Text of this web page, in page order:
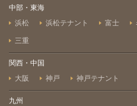
中部・東海
浜松
浜松テナント 富士
三重
関西・中国
大阪
神戸 神戸テナント
九州